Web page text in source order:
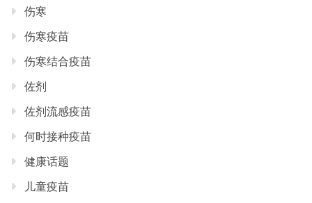
伤寒
伤寒疫苗
伤寒结合疫苗
佐剂
佐剂流感疫苗
何时接种疫苗
健康话题
儿童疫苗